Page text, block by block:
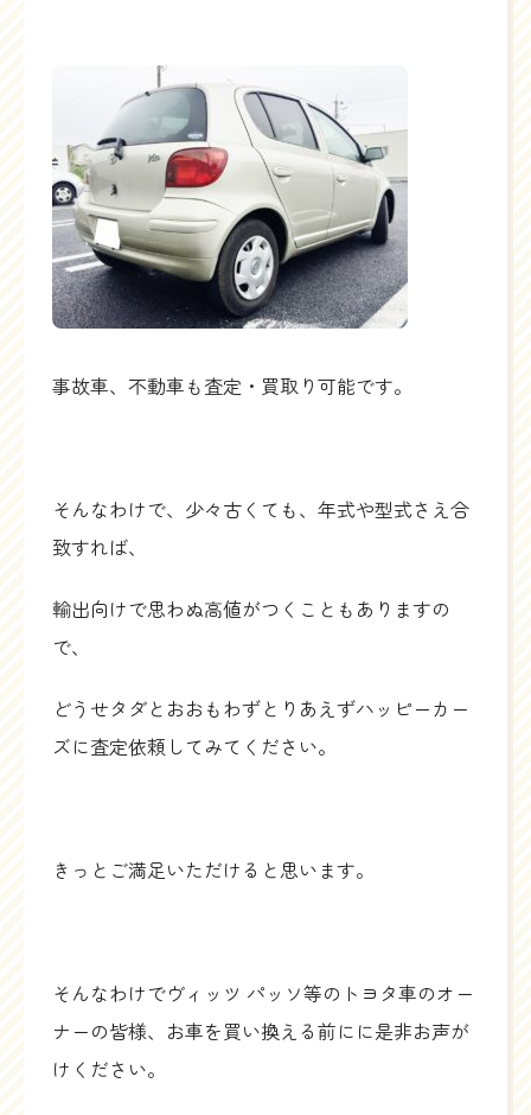
事故車、不動車も査定・買取り可能です。
そんなわけで、少々古くても、年式や型式さえ合
致すれば、
輸出向けで思わぬ高値がつくこともありますの
で、
どうせタダとおおもわずとりあえずハッピーカー
ズに査定依頼してみてください。
きっとご満足いただけると思います。
そんなわけでヴィッツ パッソ等のトヨタ車のオー
ナーの皆様、お車を買い換える前にに是非お声が
けください。